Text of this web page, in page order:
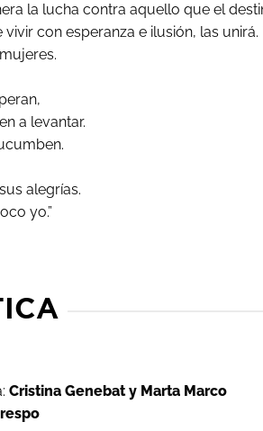
la lucha contra aquello que el
con esperanza e ilusión, las
a levantar.
alegrías.
yo.”
Cristina Genebat y Marta Marco